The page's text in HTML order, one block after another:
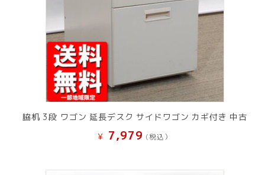
脇机 3段 ワゴン 延長デスク サイドワゴン カギ付き 中古
¥ 7,979 (税込）